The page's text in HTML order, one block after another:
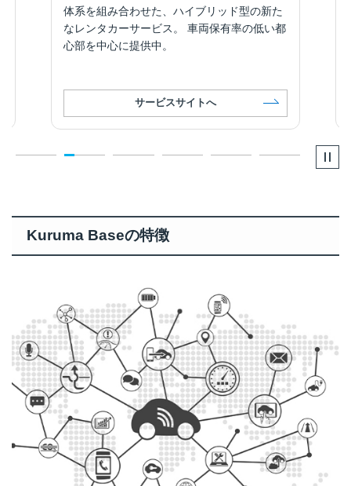
体系を組み合わせた、ハイブリッド型の新た
なレンタカーサービス。 車両保有率の低い都
心部を中心に提供中。
サービスサイトへ
Kuruma Baseの特徴